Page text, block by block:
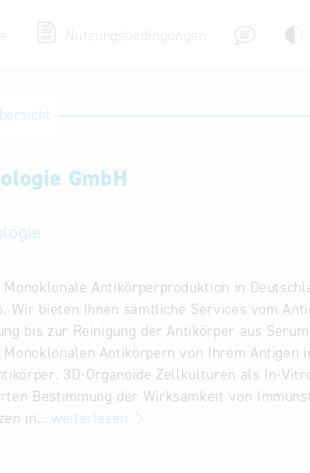
Nutzungsbedingungen
Eintrag
GmbH
Monoklonale Antikörperproduktion in
Wir bieten Ihnen sämtliche Services vom
bis zur Reinigung der Antikörper aus
Antikörpern von Ihrem Antigen
3D-Organoide Zellkulturen als In-
Bestimmung der Wirksamkeit von
in… weiterlesen